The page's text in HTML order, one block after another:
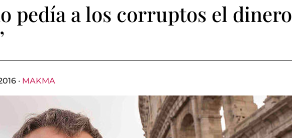
pedía a los corruptos el dinero
· MAKMA